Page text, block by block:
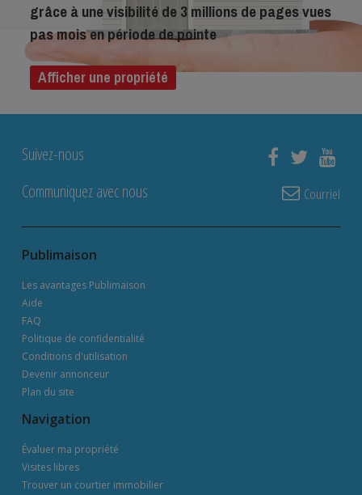
grâce à une visibilité de 3 millions de pages vues
pas mois en période de pointe
Afficher une propriété
Suivez-nous
Communiquez avec nous
Courriel
Publimaison
Les avantages Publimaison
Aide
FAQ
Politique de confidentialité
Conditions d'utilisation
Devenir annonceur
Plan du site
Navigation
Évaluer ma propriété
Visites libres
Trouver un courtier immobilier